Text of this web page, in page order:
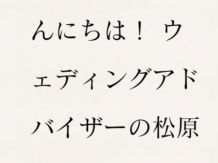
んにちは！ ウ
ェディングアド
バイザーの松原